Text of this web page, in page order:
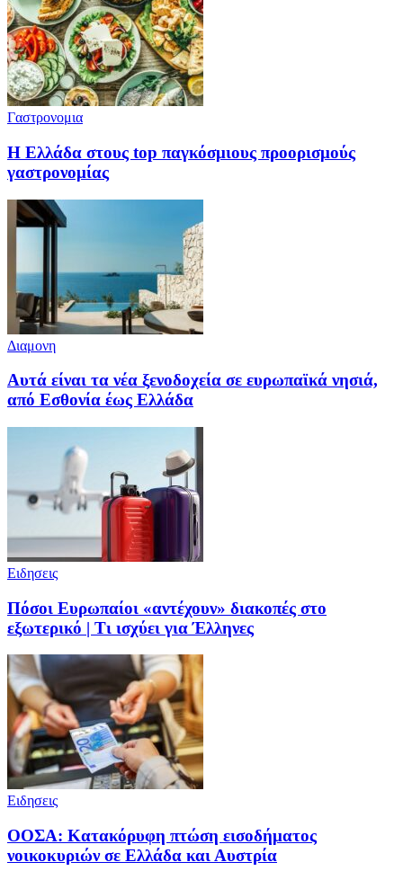
Γαστρονομια
Η Ελλάδα στους top παγκόσμιους προορισμούς
γαστρονομίας
Διαμονη
Αυτά είναι τα νέα ξενοδοχεία σε ευρωπαϊκά νησιά,
από Εσθονία έως Ελλάδα
Ειδησεις
Πόσοι Ευρωπαίοι «αντέχουν» διακοπές στο
εξωτερικό | Τι ισχύει για Έλληνες
Ειδησεις
ΟΟΣΑ: Κατακόρυφη πτώση εισοδήματος
νοικοκυριών σε Ελλάδα και Αυστρία